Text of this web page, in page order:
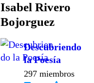
Isabel Rivero
Bojorguez
Descubriendo
la Poesía
297 miembros